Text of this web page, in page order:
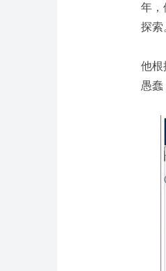
年，
探索
他根
愚蠢